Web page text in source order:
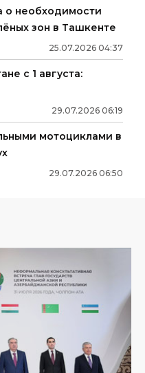
о необходимости
зон в Ташкенте
25.07.2026 04:37
с 1 августа:
29.07.2026 06:19
мотоциклами в
29.07.2026 06:50